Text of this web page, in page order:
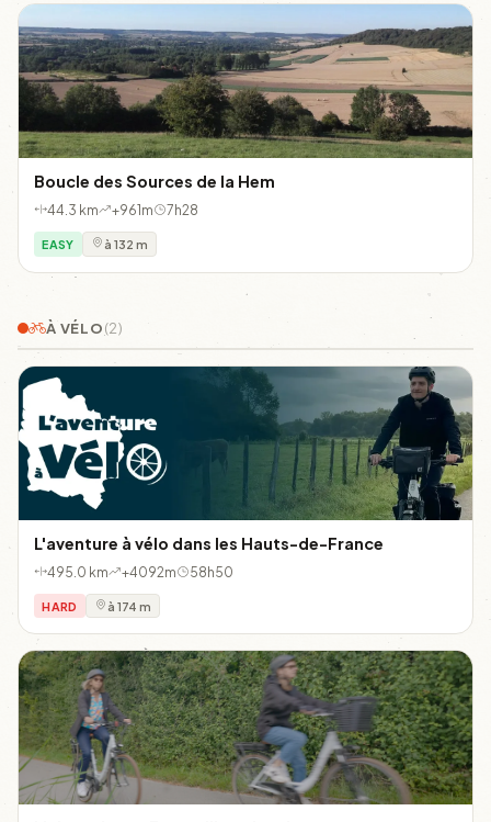
Boucle des Sources de la Hem
44.3 km +961m 7h28
EASY à 132 m
À VÉLO(2)
L'aventure à vélo dans les Hauts-de-France
495.0 km +4092m 58h50
HARD à 174 m